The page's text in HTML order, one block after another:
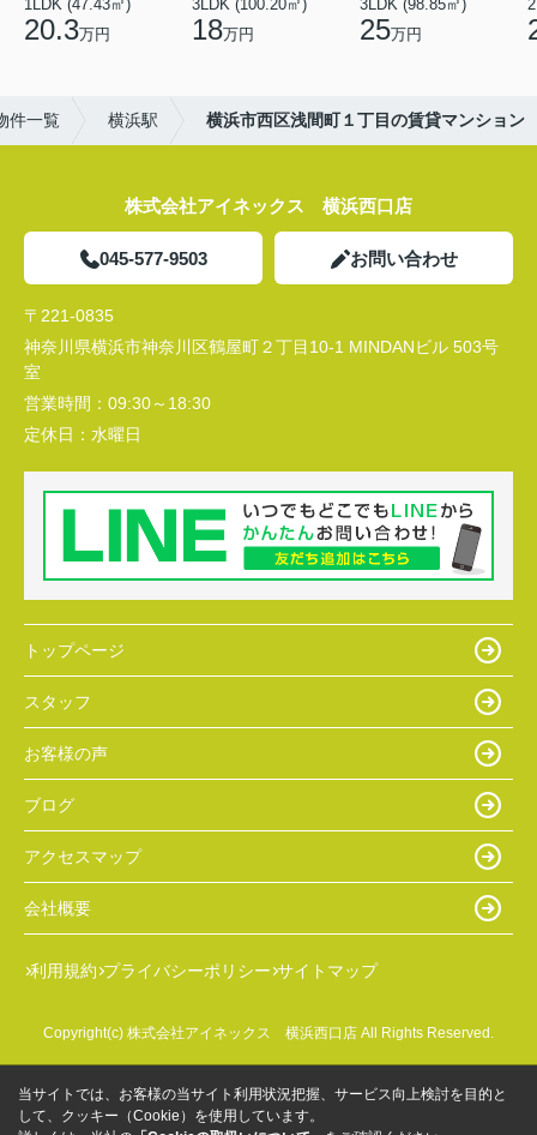
1LDK (47.43㎡)
20.3万円
3LDK (100.20㎡)
18万円
3LDK (98.85㎡)
25万円
件一覧 横浜駅 横浜市西区浅間町１丁目の賃貸マンション
株式会社アイネックス 横浜西口店
045-577-9503 お問い合わせ
〒221-0835
神奈川県横浜市神奈川区鶴屋町２丁目10-1 MINDANビル 503号
室
営業時間： 09:30～18:30
定休日： 水曜日
トップページ
スタッフ
お客様の声
ブログ
アクセスマップ
会社概要
利用規約 プライバシーポリシー サイトマップ
Copyright(c) 株式会社アイネックス 横浜西口店 All Rights Reserved.
当サイトでは、お客様の当サイト利用状況把握、サービス向上検討を目的と
して、クッキー（Cookie）を使用しています。